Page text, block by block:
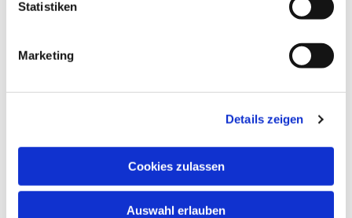
Statistiken
Marketing
Details zeigen
Cookies zulassen
Auswahl erlauben